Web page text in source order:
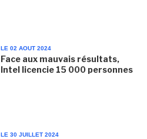
LE 02 AOUT 2024
Face aux mauvais résultats,
Intel licencie 15 000 personnes
LE 30 JUILLET 2024